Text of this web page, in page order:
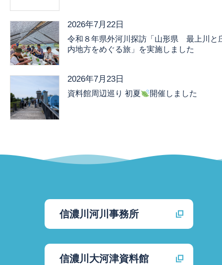
2026年7月22日
令和８年県外河川探訪「山形県 最上川と
内地方をめぐる旅」を実施しました
2026年7月23日
資料館周辺巡り 初夏 開催しました
信濃川河川事務所
信濃川大河津資料館